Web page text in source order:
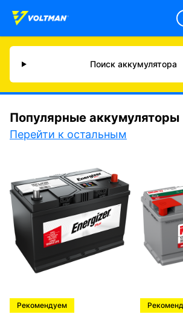
Поиск аккумулятора
Популярные аккумуляторы
Перейти к остальным
Рекомендуем